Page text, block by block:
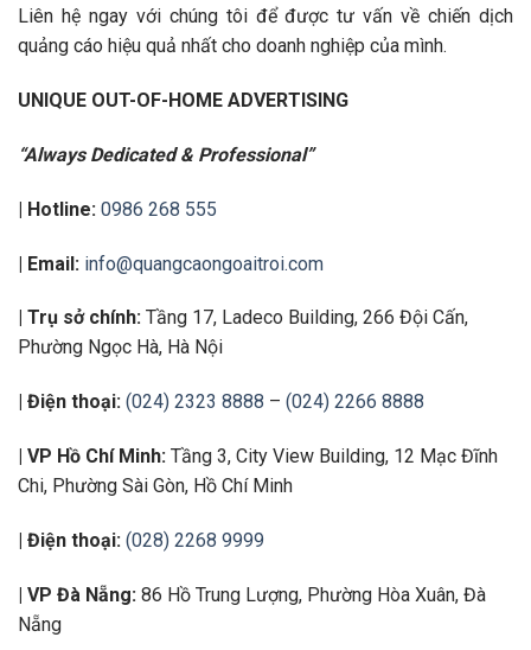
Liên hệ ngay với chúng tôi để được tư vấn về chiến dịch
quảng cáo hiệu quả nhất cho doanh nghiệp của mình.
UNIQUE OUT-OF-HOME ADVERTISING
“Always Dedicated & Professional”
| Hotline: 0986 268 555
| Email: info@quangcaongoaitroi.com
| Trụ sở chính: Tầng 17, Ladeco Building, 266 Đội Cấn,
Phường Ngọc Hà, Hà Nội
| Điện thoại: (024) 2323 8888 – (024) 2266 8888
| VP Hồ Chí Minh: Tầng 3, City View Building, 12 Mạc Đĩnh
Chi, Phường Sài Gòn, Hồ Chí Minh
| Điện thoại: (028) 2268 9999
| VP Đà Nẵng: 86 Hồ Trung Lượng, Phường Hòa Xuân, Đà
Nẵng